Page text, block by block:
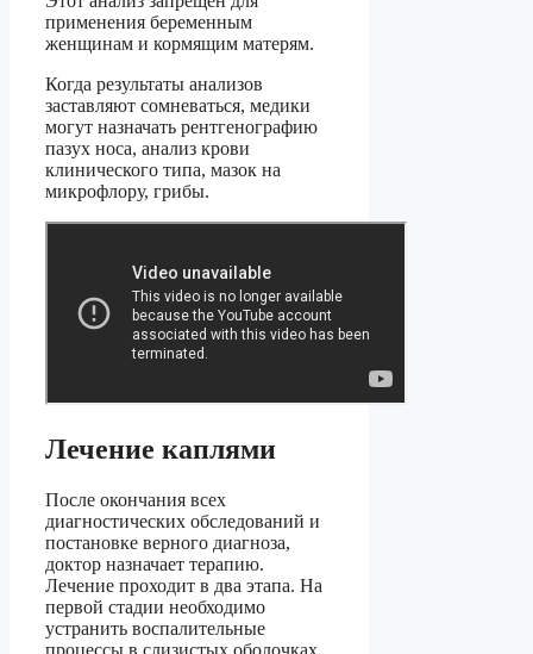
применения беременным
женщинам и кормящим матерям.
Когда результаты анализов
заставляют сомневаться, медики
могут назначать рентгенографию
пазух носа, анализ крови
клинического типа, мазок на
микрофлору, грибы.
Лечение каплями
После окончания всех
диагностических обследований и
постановке верного диагноза,
доктор назначает терапию.
Лечение проходит в два этапа. На
первой стадии необходимо
устранить воспалительные
процессы в слизистых оболочках,